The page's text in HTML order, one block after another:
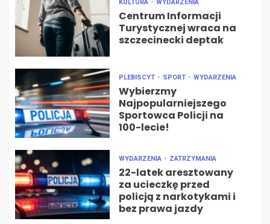
KULTURA WYDARZENIA
Centrum Informacji
Turystycznej wraca na
szczecinecki deptak
PLEBISCYT SPORT WYDARZENIA
Wybierzmy
Najpopularniejszego
Sportowca Policji na
100-lecie!
WYDARZENIA ZATRZYMANIA
22-latek aresztowany
za ucieczkę przed
policją z narkotykami i
bez prawa jazdy